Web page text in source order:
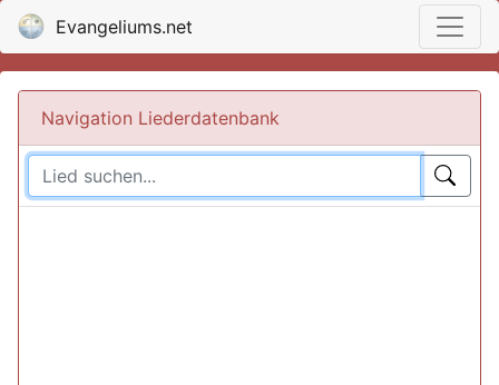
Evangeliums.net
Navigation Liederdatenbank